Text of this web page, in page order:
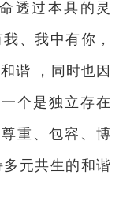
透过本具的灵
、我中有你，
谐 ，同时也因
个是独立存在
重、包容、博
元共生的和谐